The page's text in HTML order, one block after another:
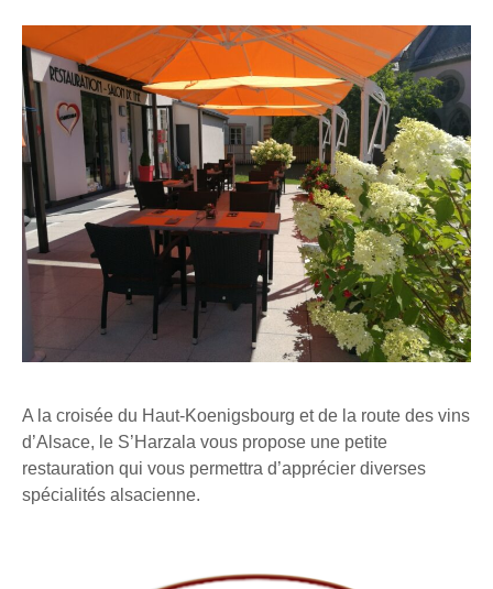
A la croisée du Haut-Koenigsbourg et de la route des vins
d’Alsace, le S’Harzala vous propose une petite
restauration qui vous permettra d’apprécier diverses
spécialités alsacienne.